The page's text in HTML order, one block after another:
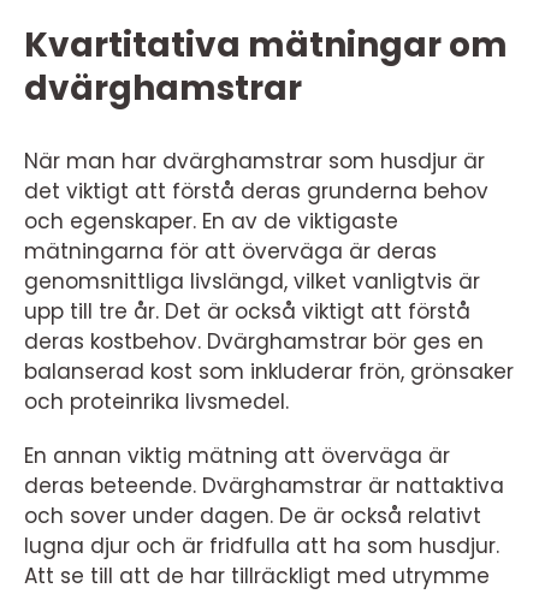
Kvartitativa mätningar om
dvärghamstrar
När man har dvärghamstrar som husdjur är
det viktigt att förstå deras grunderna behov
och egenskaper. En av de viktigaste
mätningarna för att överväga är deras
genomsnittliga livslängd, vilket vanligtvis är
upp till tre år. Det är också viktigt att förstå
deras kostbehov. Dvärghamstrar bör ges en
balanserad kost som inkluderar frön, grönsaker
och proteinrika livsmedel.
En annan viktig mätning att överväga är
deras beteende. Dvärghamstrar är nattaktiva
och sover under dagen. De är också relativt
lugna djur och är fridfulla att ha som husdjur.
Att se till att de har tillräckligt med utrymme